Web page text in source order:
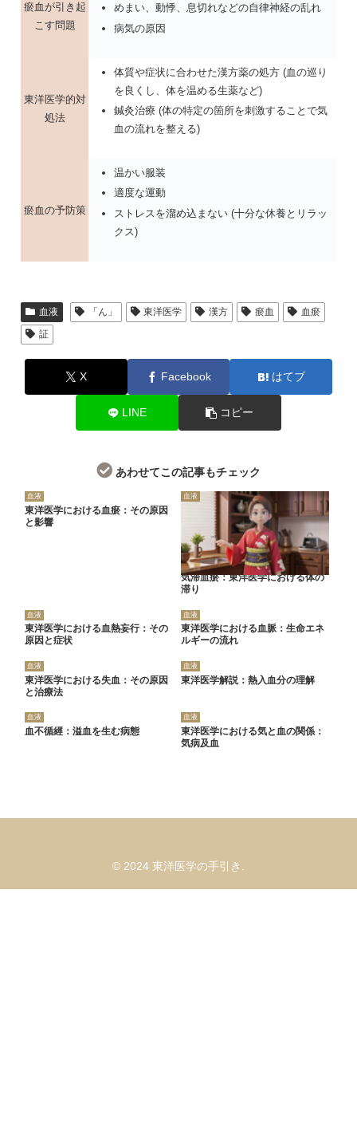
瘀血が引き起
こす問題
めまい、動悸、息切れなどの自律神経の乱れ
病気の原因
東洋医学的対
処法
体質や症状に合わせた漢方薬の処方 (血の巡り
を良くし、体を温める生薬など)
鍼灸治療 (体の特定の箇所を刺激することで気
血の流れを整える)
瘀血の予防策
温かい服装
適度な運動
ストレスを溜め込まない (十分な休養とリラッ
クス)
血液 「ん」 東洋医学 漢方 瘀血
血瘀
証
X Facebook はてブ
LINE コピー
あわせてこの記事もチェック
血液
東洋医学における血瘀：その原因
と影響
血液
気滞血瘀：東洋医学における体の
滞り
血液
東洋医学における血熱妄行：その
原因と症状
血液
東洋医学における血脈：生命エネ
ルギーの流れ
血液
東洋医学における失血：その原因
と治療法
血液
東洋医学解説：熱入血分の理解
血液
血不循經：溢血を生む病態
血液
東洋医学における気と血の関係：
気病及血
© 2024 東洋医学の手引き.